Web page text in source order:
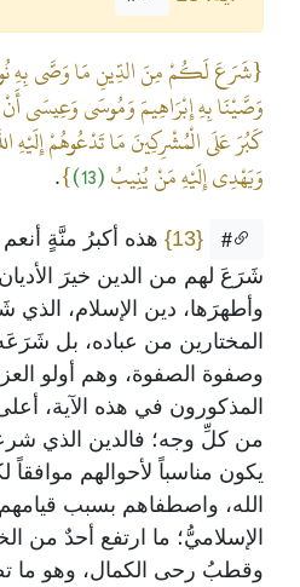
{شَرَعَ لَكُمْ مِنَ الدِّينِ مَا وَصَّى بِهِ
وَصَّيْنَا بِهِ إِبْرَاهِيمَ وَمُوسَى وَعِيسَى أَنْ
كَبُرَ عَلَى الْمُشْرِكِينَ مَا تَدْعُوهُمْ إِلَيْهِ
وَيَهْدِي إِلَيْهِ مَنْ يُنِيبُ(13)
}
.
#
{13}
هذه أكبرُ منَّةٍ
شَرَعَ لهم من الدين خيرَ
وأطهرَها، دين الإسلام،
المختارين من عباده، بل شَرَعَه
وصفوة الصفوة، وهم أولو
المذكورون في هذه الآية،
من كلِّ وجه؛ فالدين الذي
يكون مناسباً لأحوالهم موافقاً
الله، واصطفاهم بسبب قيامهم
الإسلاميُّ؛ ما ارتفع أحدٌ من
وقطبُ رحى الكمال، وهو ما